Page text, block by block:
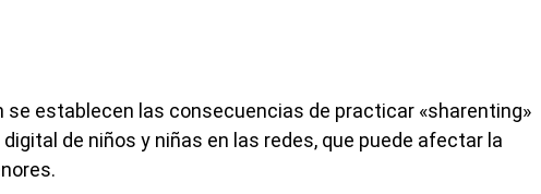
se establecen las consecuencias de practicar «sharenting»
de niños y niñas en las redes, que puede afectar la